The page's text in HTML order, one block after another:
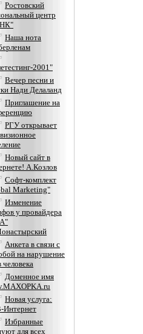
Ростовский
центр
Наша нота
2001"
Вечер песни и
Нади Делаланд
Приглашение на
РГУ открывает
Новый сайт в
А.Козлов
Софт-комплект
Marketing"
Изменение
у провайдера
Анкета в связи с
на нарушение
человека
Доменное имя
Новая услуга:
Избранные
для всех